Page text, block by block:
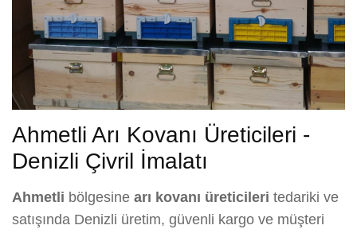
Ahmetli Arı Kovanı Üreticileri -
Denizli Çivril İmalatı
Ahmetli bölgesine arı kovanı üreticileri tedariki ve
satışında Denizli üretim, güvenli kargo ve müşteri